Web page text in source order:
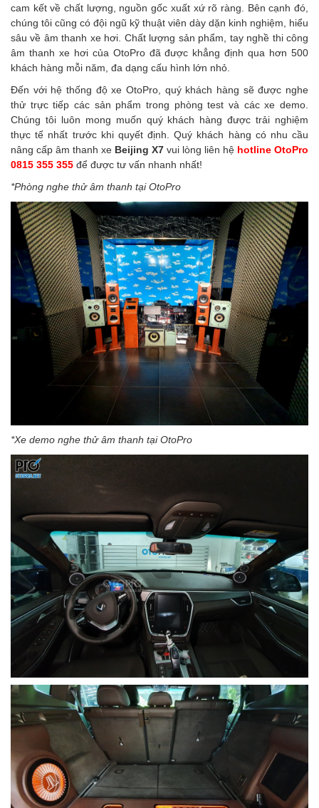
cam kết về chất lượng, nguồn gốc xuất xứ rõ ràng. Bên cạnh đó,
chúng tôi cũng có đội ngũ kỹ thuật viên dày dặn kinh nghiệm, hiểu
sâu về âm thanh xe hơi. Chất lượng sản phẩm, tay nghề thi công
âm thanh xe hơi của OtoPro đã được khẳng định qua hơn 500
khách hàng mỗi năm, đa dạng cấu hình lớn nhỏ.
Đến với hệ thống độ xe OtoPro, quý khách hàng sẽ được nghe
thử trực tiếp các sản phẩm trong phòng test và các xe demo.
Chúng tôi luôn mong muốn quý khách hàng được trải nghiệm
thực tế nhất trước khi quyết định. Quý khách hàng có nhu cầu
nâng cấp âm thanh xe Beijing X7 vui lòng liên hệ hotline OtoPro
0815 355 355 để được tư vấn nhanh nhất!
*Phòng nghe thử âm thanh tại OtoPro
*Xe demo nghe thử âm thanh tại OtoPro